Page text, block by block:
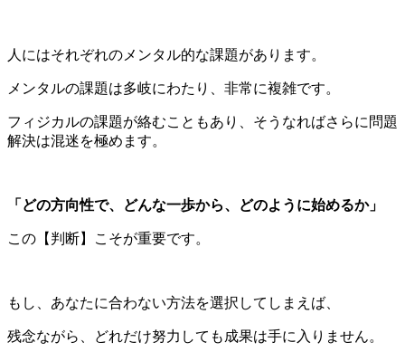
人にはそれぞれのメンタル的な課題があります。
メンタルの課題は多岐にわたり、非常に複雑です。
フィジカルの課題が絡むこともあり、そうなればさらに問題
解決は混迷を極めます。
「どの方向性で、どんな一歩から、どのように始めるか」
この【判断】こそが重要です。
もし、あなたに合わない方法を選択してしまえば、
残念ながら、どれだけ努力しても成果は手に入りません。